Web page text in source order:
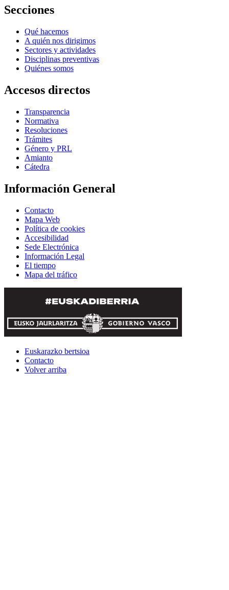
Secciones
Qué hacemos
A quién nos dirigimos
Sectores y actividades
Disciplinas preventivas
Quiénes somos
Accesos directos
Transparencia
Normativa
Resoluciones
Trámites
Género y PRL
Amianto
Cátedra
Información General
Contacto
Mapa Web
Política de cookies
Accesibilidad
Sede Electrónica
Información Legal
El tiempo
Mapa del tráfico
Euskarazko bertsioa
Contacto
Volver arriba